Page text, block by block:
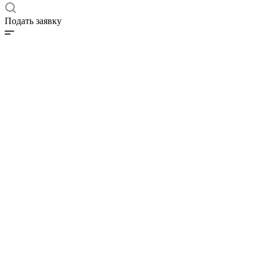
Подать заявку